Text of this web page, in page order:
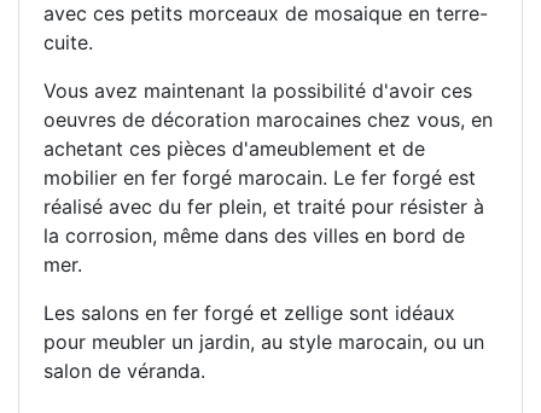
avec ces petits morceaux de mosaique en terre-
cuite.
Vous avez maintenant la possibilité d'avoir ces
oeuvres de décoration marocaines chez vous, en
achetant ces pièces d'ameublement et de
mobilier en fer forgé marocain. Le fer forgé est
réalisé avec du fer plein, et traité pour résister à
la corrosion, même dans des villes en bord de
mer.
Les salons en fer forgé et zellige sont idéaux
pour meubler un jardin, au style marocain, ou un
salon de véranda.